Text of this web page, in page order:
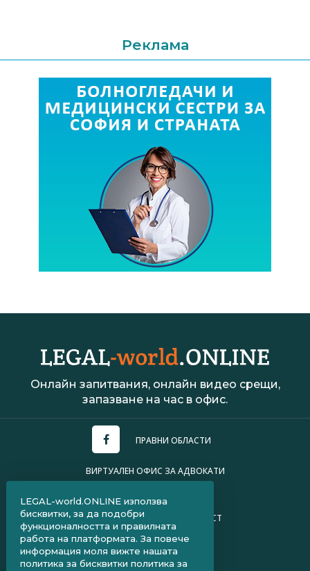
Реклама
Онлайн запитвания, онлайн видео срещи,
запазване на час в офис.
ПРАВНИ ОБЛАСТИ
ВИРТУАЛЕН ОФИС ЗА АДВОКАТИ
ПОЛИТИКА ЗА ПОВЕРИТЕЛНОСТ
ЧЗВ ЗА КЛИЕНТИ
ЧЗВ ЗА АДВОКАТИ
LEGAL-world.ONLINE използва
бисквитки, за да подобри
функционалността и правилната
работа на платформата. За повече
информация моля вижте нашата
политика за бисквитки политика за